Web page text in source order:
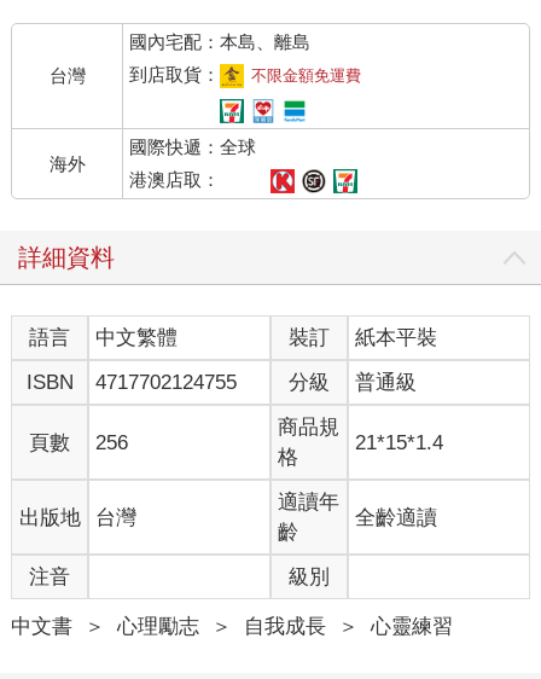
麼爛，但還是做到了第一名呢？」
馬化騰則說：「你以為我不這麼覺得嗎？」
這句話說完，兩人大笑。
這故事有點貴族式的低調炫耀，我問她：「你們是開玩笑的，還
是認真的？」她說一開始以為是開玩笑的，後來確認，這是認真
的，他倆的的確確覺得自己做得還不夠好。
我最高效的一年，是2017年7月到2018年7月，在這一年時間裡，
我在「得到」app上寫的年度專欄「武志紅的心理學課」，總篇數
有三百三十三篇，文字總量則超過百萬。同時，我一週做三天諮
詢，還忙著房子的裝修事宜，並且關了一家公司，又開了一家新
公司。
可我仍然覺得，自己浪費了大把時光，要嘛刷一些無聊的網頁，
要嘛無所事事，甚至乾脆躺著，美其名曰「積攢寫作靈感」。或
許在旁人看來，這些行為再正常不過了，可這讓我時常陷入深深
的自責中，覺得自己還不夠努力，做得還不夠多。
比起「成功」，
生命的「體驗」更重要
我們常常看到這樣的說法：有人不光條件比你好，還比你努力。
台灣
國內宅配：本島、離島
到店取貨：
不限金額免運費
海外
國際快遞：全球
港澳店取：
詳細資料
語言 中文繁體 裝訂
紙本平裝
ISBN
4717702124755 分級 普通級
頁數 256
商品規
格
21*15*1.4
出版地 台灣
適讀年
齡
全齡適讀
注音 級別
中文書 ＞ 心理勵志 ＞ 自我成長 ＞ 心靈練習